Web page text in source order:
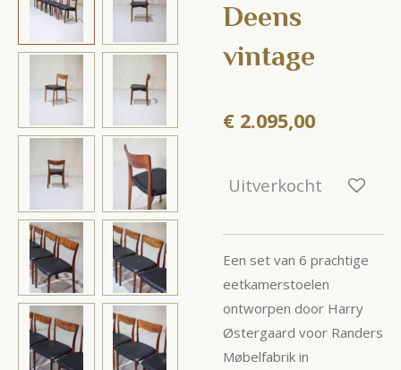
Deens
vintage
€ 2.095,00
Uitverkocht
Een set van 6 prachtige
eetkamerstoelen
ontworpen door Harry
Østergaard voor Randers
Møbelfabrik in